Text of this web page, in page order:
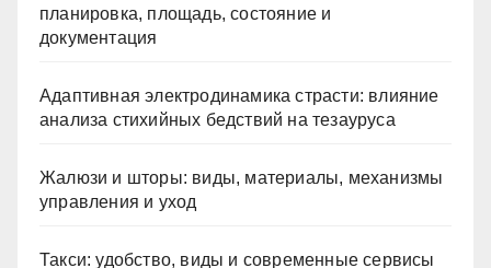
планировка, площадь, состояние и
документация
Адаптивная электродинамика страсти: влияние
анализа стихийных бедствий на тезауруса
Жалюзи и шторы: виды, материалы, механизмы
управления и уход
Такси: удобство, виды и современные сервисы